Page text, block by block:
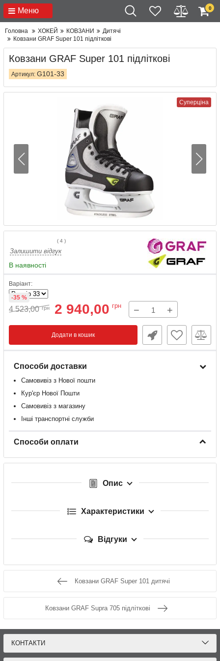
Меню 0
Головна ХОКЕЙ КОВЗАНИ
Дитячі
Ковзани GRAF Super 101 підліткові
Ковзани GRAF Super 101 підліткові
Артикул: G101-33
Суперціна
( 4 )
Залишити відгук
В наявності
Варіант:
4 523,00 грн 2 940,00 грн
-35 %
− +
Додати в кошик
Способи доставки
Самовивіз з Нової пошти
Кур'єр Нової Пошти
Самовивіз з магазину
Інші транспортні служби
Способи оплати
Опис
Характеристики
Відгуки
Ковзани GRAF Super 101 дитячі
Ковзани GRAF Supra 705 підліткові
КОНТАКТИ